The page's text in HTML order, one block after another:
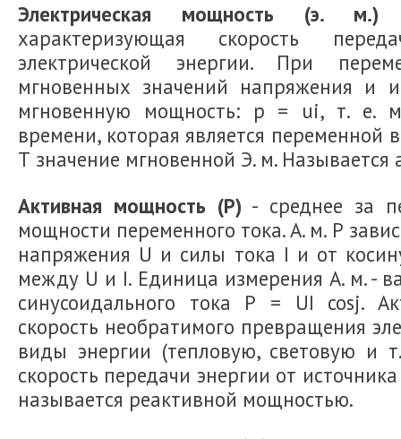
Электрическая мощность (э.
характеризующая скорость
электрической энергии. При
мгновенных значений напряжения и
мгновенную мощность: р = ui, т. е.
времени, которая является переменной
Т значение мгновенной Э. м.
Активная мощность (P) - среднее за
мощности переменного тока. А. м. Р
напряжения U и силы тока I и от
между U и I. Единица измерения А. м. -
синусоидального тока Р = UI cosj.
скорость необратимого превращения
виды энергии (тепловую, световую и
скорость передачи энергии от
называется реактивной мощностью.